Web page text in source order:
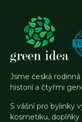
Jsme česká
historií a čtyřmi
S vášní pro bylinky
kosmetiku, doplňky